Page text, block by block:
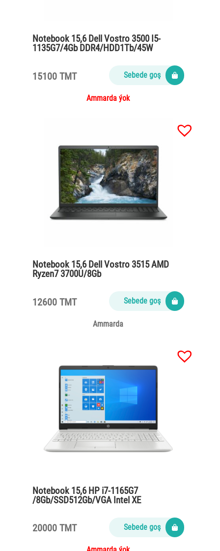
Notebook 15,6 Dell Vostro 3500 I5-
1135G7/4Gb DDR4/HDD1Tb/45W
15100 TMT Sebede goş
Ammarda ýok
Notebook 15,6 Dell Vostro 3515 AMD
Ryzen7 3700U/8Gb
12600 TMT Sebede goş
Ammarda
Notebook 15,6 HP i7-1165G7
/8Gb/SSD512Gb/VGA Intel XE
20000 TMT Sebede goş